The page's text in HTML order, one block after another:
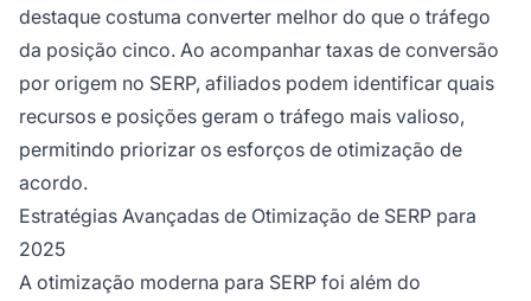
destaque costuma converter melhor do que o tráfego
da posição cinco. Ao acompanhar taxas de conversão
por origem no SERP, afiliados podem identificar quais
recursos e posições geram o tráfego mais valioso,
permitindo priorizar os esforços de otimização de
acordo.
Estratégias Avançadas de Otimização de SERP para
2025
A otimização moderna para SERP foi além do